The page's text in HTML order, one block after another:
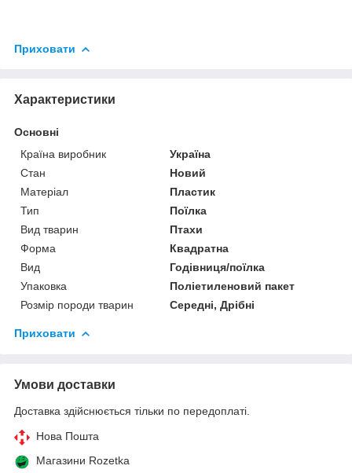
Приховати
Характеристики
Основні
Країна виробник
Україна
Стан
Новий
Матеріал
Пластик
Тип
Поїлка
Вид тварин
Птахи
Форма
Квадратна
Вид
Годівниця/поїлка
Упаковка
Поліетиленовий пакет
Розмір породи тварин
Середні, Дрібні
Приховати
Умови доставки
Доставка здійснюється тільки по передоплаті.
Нова Пошта
Магазини Rozetka